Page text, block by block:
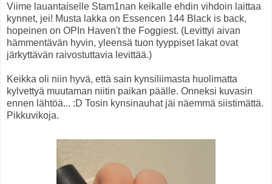
Viime lauantaiselle Stam1nan keikalle ehdin vihdoin laittaa
kynnet, jei! Musta lakka on Essencen 144 Black is back,
hopeinen on OPIn Haven't the Foggiest. (Levittyi aivan
hämmentävän hyvin, yleensä tuon tyyppiset lakat ovat
järkyttävän raivostuttavia levittää.)
Keikka oli niin hyvä, että sain kynsiliimasta huolimatta
kylvettyä muutaman niitin paikan päälle. Onneksi kuvasin
ennen lähtöä... :D Tosin kynsinauhat jäi näemmä siistimättä.
Pikkuvikoja.